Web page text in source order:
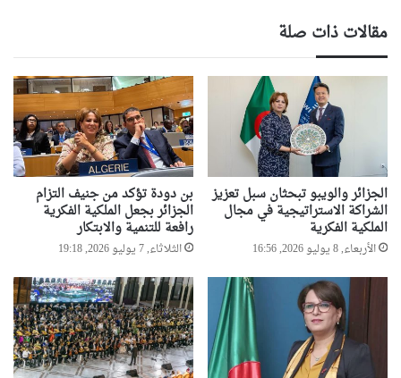
مقالات ذات صلة
الجزائر والويبو تبحثان سبل تعزيز
الشراكة الاستراتيجية في مجال
الملكية الفكرية
الأربعاء, 8 يوليو 2026, 16:56
بن دودة تؤكد من جنيف التزام
الجزائر بجعل الملكية الفكرية
رافعة للتنمية والابتكار
الثلاثاء, 7 يوليو 2026, 19:18